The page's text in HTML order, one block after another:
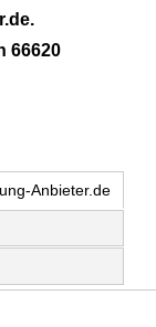
66620
Anbieter.de